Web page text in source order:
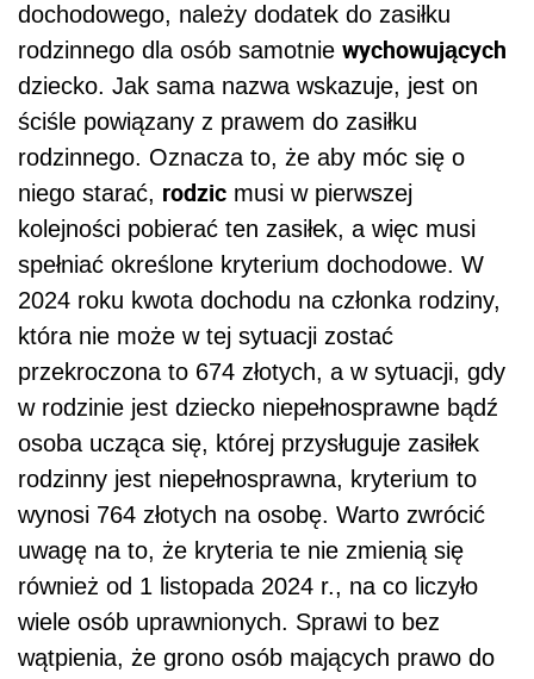
dochodowego, należy dodatek do zasiłku
rodzinnego dla osób samotnie wychowujących
dziecko. Jak sama nazwa wskazuje, jest on
ściśle powiązany z prawem do zasiłku
rodzinnego. Oznacza to, że aby móc się o
niego starać, rodzic musi w pierwszej
kolejności pobierać ten zasiłek, a więc musi
spełniać określone kryterium dochodowe. W
2024 roku kwota dochodu na członka rodziny,
która nie może w tej sytuacji zostać
przekroczona to 674 złotych, a w sytuacji, gdy
w rodzinie jest dziecko niepełnosprawne bądź
osoba ucząca się, której przysługuje zasiłek
rodzinny jest niepełnosprawna, kryterium to
wynosi 764 złotych na osobę. Warto zwrócić
uwagę na to, że kryteria te nie zmienią się
również od 1 listopada 2024 r., na co liczyło
wiele osób uprawnionych. Sprawi to bez
wątpienia, że grono osób mających prawo do